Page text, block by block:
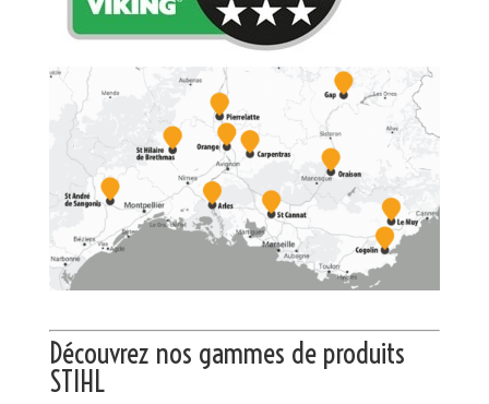
Découvrez nos gammes de produits
STIHL